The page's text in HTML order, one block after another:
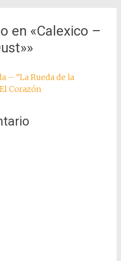
en «Calexico –
»
– “La Rueda de la
Corazón